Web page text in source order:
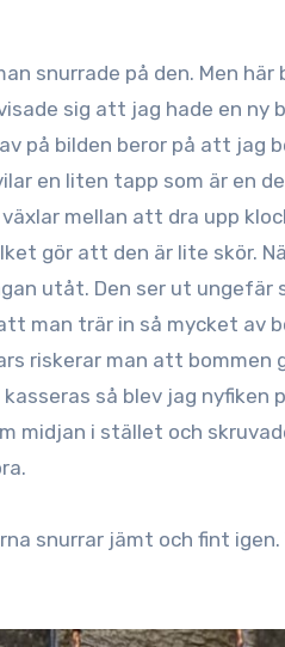
snurrade på den. Men
sig att jag hade en ny
på bilden beror på att jag
en liten tapp som är en
mellan att dra upp
gör att den är lite skör.
utåt. Den ser ut ungefär
man trär in så mycket av
riskerar man att bommen
så blev jag nyfiken
midjan i stället och
snurrar jämt och fint